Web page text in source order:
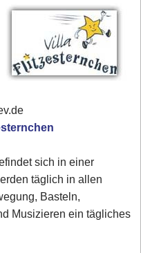
sich in einer
täglich in allen
Basteln,
Musizieren ein tägliches